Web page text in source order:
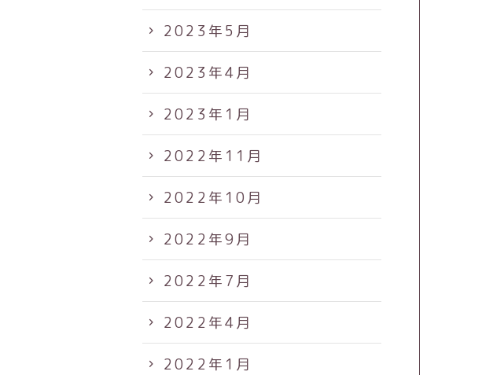
2023年5月
2023年4月
2023年1月
2022年11月
2022年10月
2022年9月
2022年7月
2022年4月
2022年1月